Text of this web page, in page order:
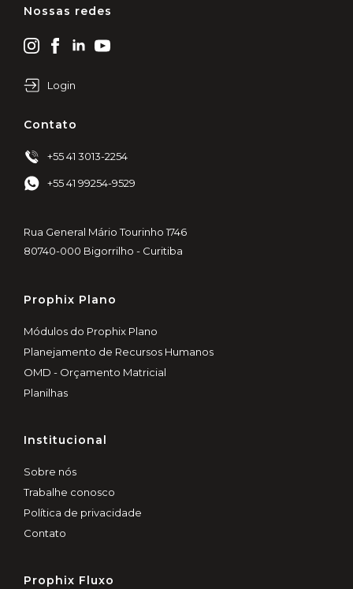
Nossas redes
Login
Contato
+55 41 3013-2254
+55 41 99254-9529
Rua General Mário Tourinho 1746
80740-000 Bigorrilho - Curitiba
Prophix Plano
Módulos do Prophix Plano
Planejamento de Recursos Humanos
OMD - Orçamento Matricial
Planilhas
Institucional
Sobre nós
Trabalhe conosco
Política de privacidade
Contato
Prophix Fluxo